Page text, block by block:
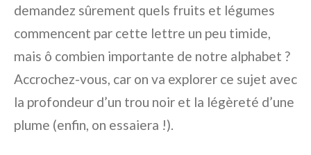
demandez sûrement quels fruits et légumes
commencent par cette lettre un peu timide,
mais ô combien importante de notre alphabet ?
Accrochez-vous, car on va explorer ce sujet avec
la profondeur d’un trou noir et la légèreté d’une
plume (enfin, on essaiera !).